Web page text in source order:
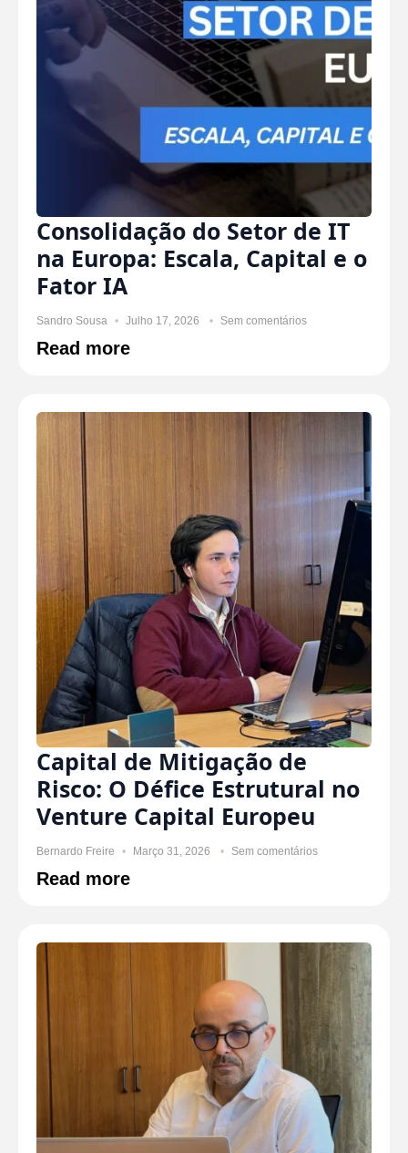
Consolidação do Setor de IT
na Europa: Escala, Capital e o
Fator IA
Sandro Sousa Julho 17, 2026 Sem comentários
Read more
Capital de Mitigação de
Risco: O Défice Estrutural no
Venture Capital Europeu
Bernardo Freire Março 31, 2026 Sem comentários
Read more